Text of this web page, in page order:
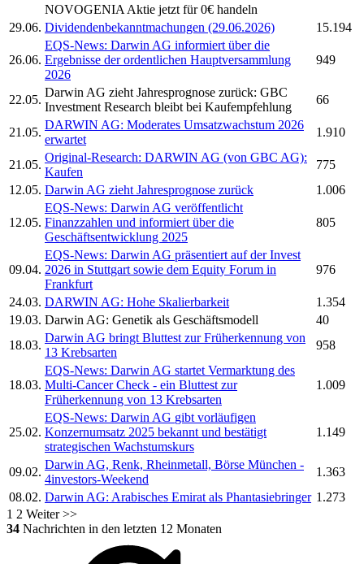
NOVOGENIA Aktie jetzt für 0€ handeln
29.06. Dividendenbekanntmachungen (29.06.2026) 15.194
26.06.
EQS-News: Darwin AG informiert über die
Ergebnisse der ordentlichen Hauptversammlung
2026
949
22.05.
Darwin AG zieht Jahresprognose zurück: GBC
Investment Research bleibt bei Kaufempfehlung
66
21.05.
DARWIN AG: Moderates Umsatzwachstum 2026
erwartet
1.910
21.05.
Original-Research: DARWIN AG (von GBC AG):
Kaufen
775
12.05. Darwin AG zieht Jahresprognose zurück 1.006
12.05.
EQS-News: Darwin AG veröffentlicht
Finanzzahlen und informiert über die
Geschäftsentwicklung 2025
805
09.04.
EQS-News: Darwin AG präsentiert auf der Invest
2026 in Stuttgart sowie dem Equity Forum in
Frankfurt
976
24.03. DARWIN AG: Hohe Skalierbarkeit
1.354
19.03. Darwin AG: Genetik als Geschäftsmodell
40
18.03.
Darwin AG bringt Bluttest zur Früherkennung von
13 Krebsarten
958
18.03.
EQS-News: Darwin AG startet Vermarktung des
Multi-Cancer Check - ein Bluttest zur
Früherkennung von 13 Krebsarten
1.009
25.02.
EQS-News: Darwin AG gibt vorläufigen
Konzernumsatz 2025 bekannt und bestätigt
strategischen Wachstumskurs
1.149
09.02.
Darwin AG, Renk, Rheinmetall, Börse München -
4investors-Weekend
1.363
08.02. Darwin AG: Arabisches Emirat als Phantasiebringer 1.273
1 2 Weiter >>
34 Nachrichten in den letzten 12 Monaten